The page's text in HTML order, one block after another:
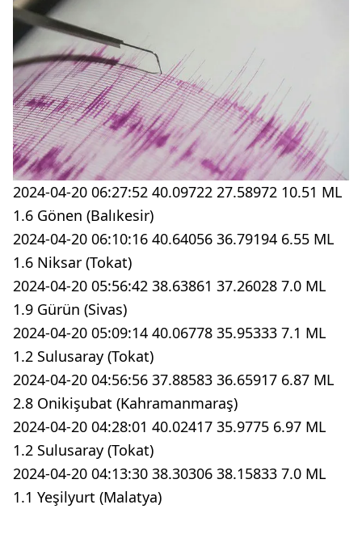
2024-04-20 06:27:52 40.09722 27.58972 10.51 ML
1.6 Gönen (Balıkesir)
2024-04-20 06:10:16 40.64056 36.79194 6.55 ML
1.6 Niksar (Tokat)
2024-04-20 05:56:42 38.63861 37.26028 7.0 ML
1.9 Gürün (Sivas)
2024-04-20 05:09:14 40.06778 35.95333 7.1 ML
1.2 Sulusaray (Tokat)
2024-04-20 04:56:56 37.88583 36.65917 6.87 ML
2.8 Onikişubat (Kahramanmaraş)
2024-04-20 04:28:01 40.02417 35.9775 6.97 ML
1.2 Sulusaray (Tokat)
2024-04-20 04:13:30 38.30306 38.15833 7.0 ML
1.1 Yeşilyurt (Malatya)